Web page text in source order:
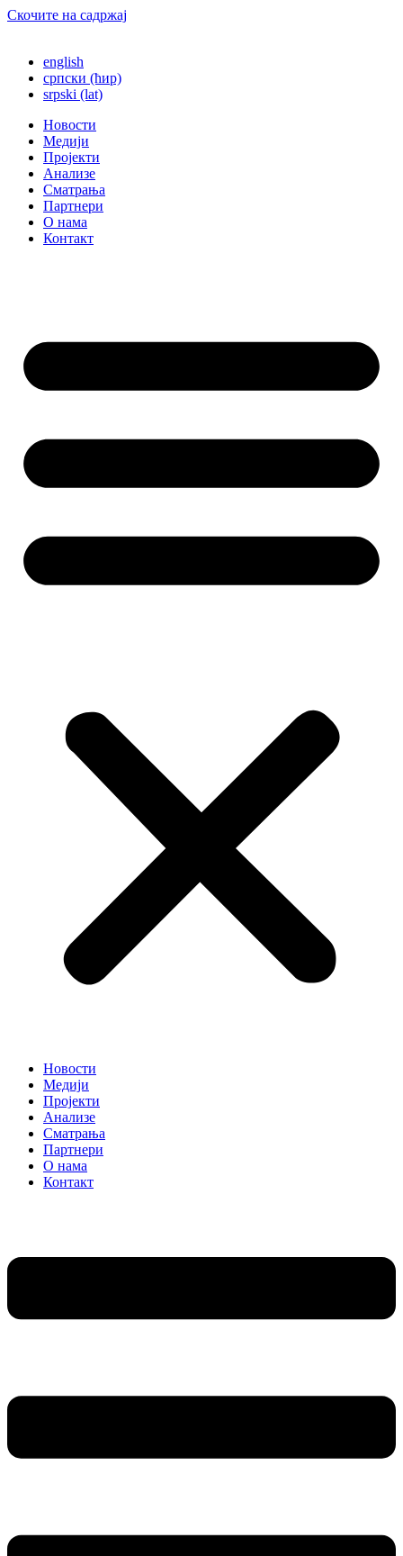
Скочите на садржај
english
српски (ћир)
srpski (lat)
Новости
Медији
Пројекти
Анализе
Сматрања
Партнери
О нама
Контакт
Новости
Медији
Пројекти
Анализе
Сматрања
Партнери
О нама
Контакт